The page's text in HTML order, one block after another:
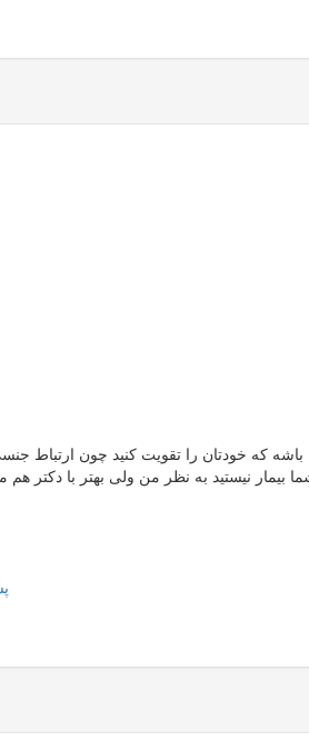
که خودتان را تقویت کنید چون ارتباط
نیستید به نظر من ولی بهتر با دکتر هم